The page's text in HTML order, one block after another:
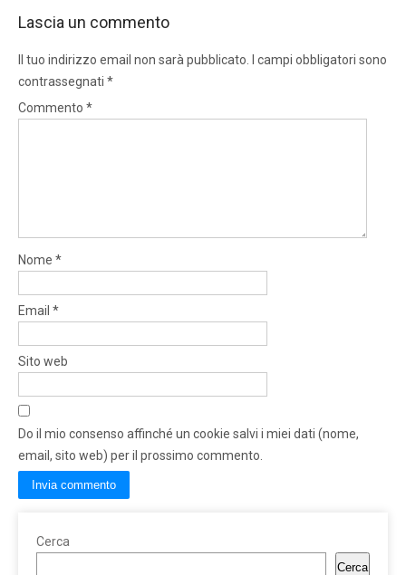
Lascia un commento
Il tuo indirizzo email non sarà pubblicato.
I campi obbligatori sono
contrassegnati *
Commento *
Nome *
Email *
Sito web
Do il mio consenso affinché un cookie salvi i miei dati (nome,
email, sito web) per il prossimo commento.
Cerca
Cerca